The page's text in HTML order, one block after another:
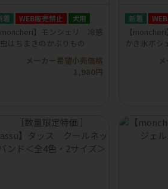
WEB販売禁止 犬用
moncheri】モンシェリ 冷感
はちまきのかぶりもの
メーカー希望小売価格
1,980円
【
かき氷ポシ